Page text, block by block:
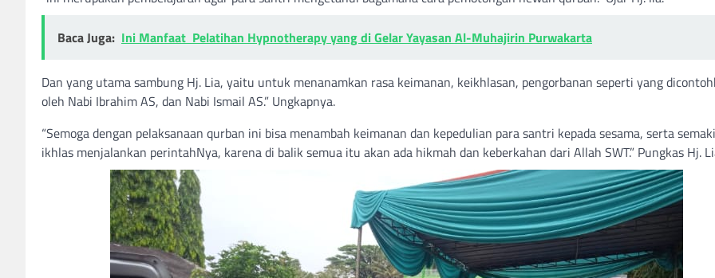
Baca Juga: Ini Manfaat Pelatihan Hypnotherapy yang di Gelar Yayasan Al-Muhajirin Purwakarta
Dan yang utama sambung Hj. Lia, yaitu untuk menanamkan rasa keimanan, keikhlasan, pengorbanan seperti yang
oleh Nabi Ibrahim AS, dan Nabi Ismail AS.” Ungkapnya.
“Semoga dengan pelaksanaan qurban ini bisa menambah keimanan dan kepedulian para santri kepada sesama, serta
ikhlas menjalankan perintahNya, karena di balik semua itu akan ada hikmah dan keberkahan dari Allah SWT.” Pungkas Hj.